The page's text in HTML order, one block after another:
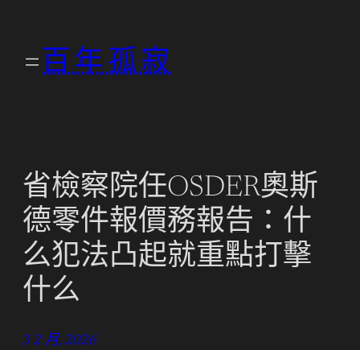
百年孤寂
省檢察院任OSDER奧斯
德零件報價務報告：什
么犯法凸起就重點打擊
什么
3 2 月, 2026